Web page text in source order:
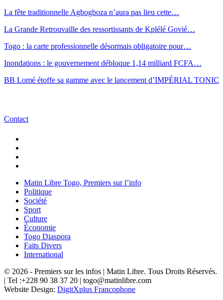
La fête traditionnelle Agbogboza n’aura pas lieu cette…
La Grande Retrouvaille des ressortissants de Kplélé Govié…
Togo : la carte professionnelle désormais obligatoire pour…
Inondations : le gouvernement débloque 1,14 milliard FCFA…
BB Lomé étoffe sa gamme avec le lancement d’IMPÉRIAL TONIC
Contact
Matin Libre Togo, Premiers sur l’info
Politique
Société
Sport
Culture
Économie
Togo Diaspora
Faits Divers
International
© 2026 - Premiers sur les infos | Matin Libre. Tous Droits Réservés.
| Tel :+228 90 38 37 20 | togo@matinlibre.com
Website Design: DigitXplus Francophone